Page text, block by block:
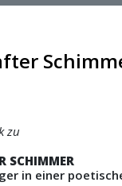
zu
SCHIMMER
in einer